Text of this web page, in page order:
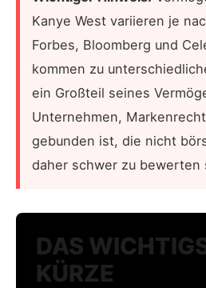
Kanye West variieren je
Forbes, Bloomberg und
kommen zu
ein Großteil seines
Unternehmen,
gebunden ist, die nicht
daher schwer zu bewerten
DAS
KÜRZE